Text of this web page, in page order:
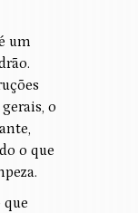
um
o
o que
que